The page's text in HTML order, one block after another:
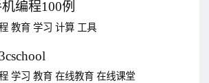
编程100例
教育 学习 计算 工具
学习 教育 在线教育 在线课堂